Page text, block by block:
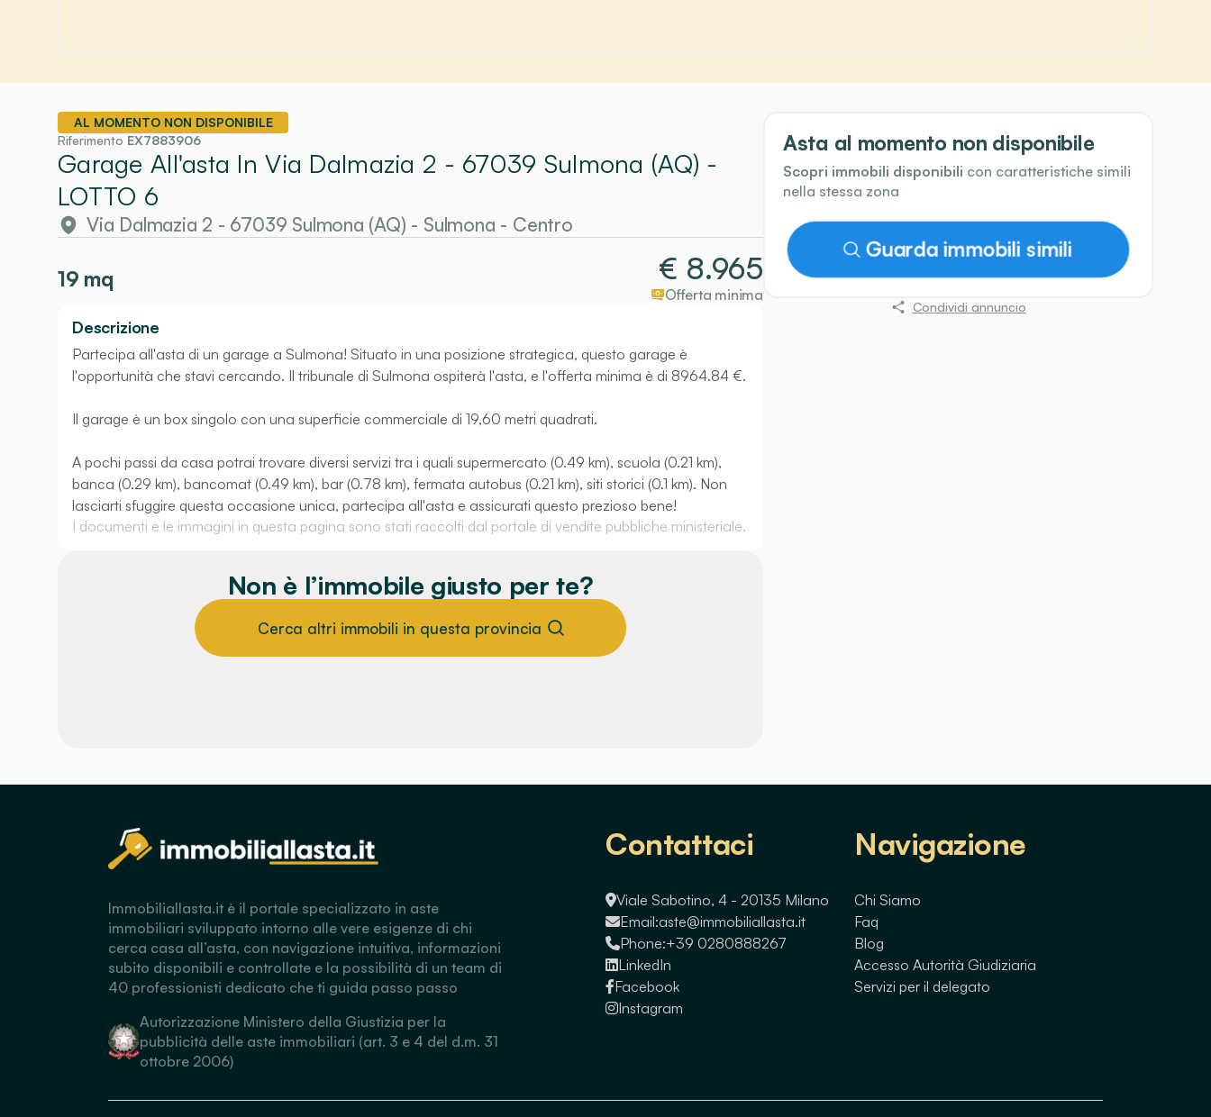
AL MOMENTO NON DISPONIBILE
Riferimento EX7883906
Garage All'asta In Via Dalmazia 2 - 67039 Sulmona (AQ) -
LOTTO 6
Via Dalmazia 2 - 67039 Sulmona (AQ) - Sulmona - Centro
19 mq € 8.965
Offerta minima
Descrizione
Partecipa all'asta di un garage a Sulmona! Situato in una posizione strategica, questo garage è
l'opportunità che stavi cercando. Il tribunale di Sulmona ospiterà l'asta, e l'offerta minima è di 8964.84 €.
Il garage è un box singolo con una superficie commerciale di 19,60 metri quadrati.
A pochi passi da casa potrai trovare diversi servizi tra i quali supermercato (0.49 km), scuola (0.21 km),
banca (0.29 km), bancomat (0.49 km), bar (0.78 km), fermata autobus (0.21 km), siti storici (0.1 km). Non
lasciarti sfuggire questa occasione unica, partecipa all'asta e assicurati questo prezioso bene!
I documenti e le immagini in questa pagina sono stati raccolti dal portale di vendite pubbliche ministeriale.
Non è l’immobile giusto per te?
Cerca altri immobili in questa provincia
Asta al momento non disponibile
Scopri immobili disponibili con caratteristiche simili
nella stessa zona
Guarda immobili simili
Condividi annuncio
Immobiliallasta.it è il portale specializzato in aste
immobiliari sviluppato intorno alle vere esigenze di chi
cerca casa all’asta, con navigazione intuitiva, informazioni
subito disponibili e controllate e la possibilità di un team di
40 professionisti dedicato che ti guida passo passo
Autorizzazione Ministero della Giustizia per la
pubblicità delle aste immobiliari (art. 3 e 4 del d.m. 31
ottobre 2006)
Contattaci
Viale Sabotino, 4 - 20135 Milano
Email:aste@immobiliallasta.it
Phone:+39 0280888267
LinkedIn
Facebook
Instagram
Navigazione
Chi Siamo
Faq
Blog
Accesso Autorità Giudiziaria
Servizi per il delegato